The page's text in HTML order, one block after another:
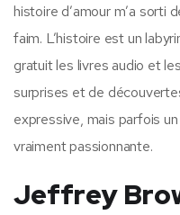
histoire d’amour m’a sorti
faim. L’histoire est un
gratuit les livres audio et
surprises et de
expressive, mais parfois
vraiment passionnante.
Jeffrey